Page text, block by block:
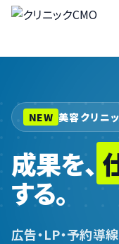
NEW 美容クリニ
成果を、
する。
広告・LP・予約導線